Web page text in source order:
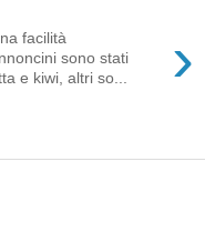
›
facilità
sono stati
e kiwi, altri so...